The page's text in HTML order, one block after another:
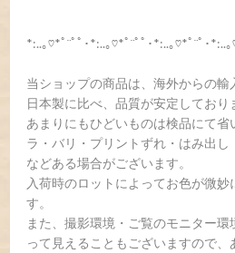
*:..｡♡*ﾟ¨ﾟﾟ･*:..｡♡*ﾟ¨ﾟﾟ･*:..｡♡*ﾟ¨ﾟ･*:..｡
当ショップの商品は、海外からの輸
日本製に比べ、品質が安定しており
あまりにもひどいものは検品にて省
ラ・バリ・プリントずれ・はみ出
などある場合がございます。
入荷時のロットによってお色が微妙
す。
また、撮影環境・ご覧のモニター
って見えることもございますので、